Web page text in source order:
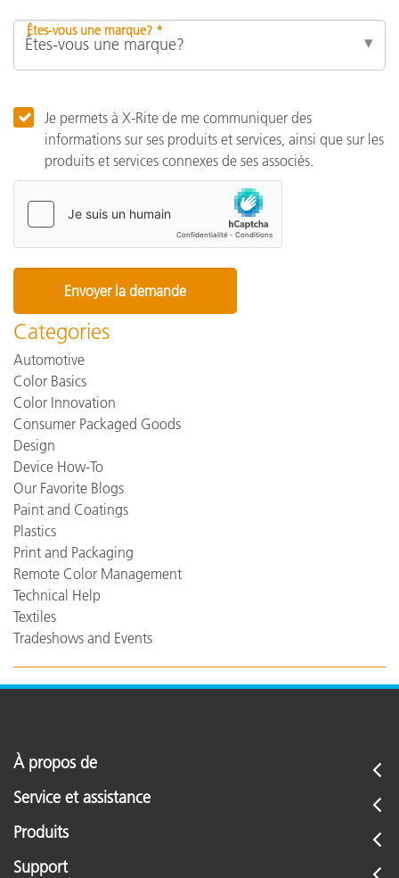
Êtes-vous une marque? *
Je permets à X-Rite de me communiquer des
informations sur ses produits et services, ainsi que sur les
produits et services connexes de ses associés.
Categories
Automotive
Color Basics
Color Innovation
Consumer Packaged Goods
Design
Device How-To
Our Favorite Blogs
Paint and Coatings
Plastics
Print and Packaging
Remote Color Management
Technical Help
Textiles
Tradeshows and Events
À propos de
Service et assistance
Produits
Support